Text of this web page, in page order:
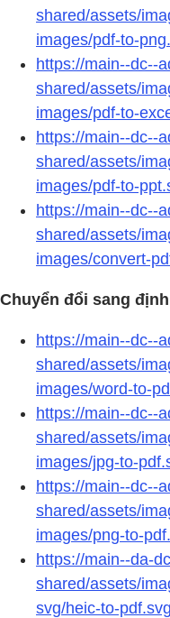
shared/assets/
images/pdf-to-
https://main--dc--
shared/assets/
images/pdf-to-
https://main--dc--
shared/assets/
images/pdf-to-
https://main--dc--
shared/assets/
images/convert-
Chuyển đổi sang
https://main--dc--
shared/assets/
images/word-to-
https://main--dc--
shared/assets/
images/jpg-to-
https://main--dc--
shared/assets/
images/png-to-
https://main--da-
shared/assets/
svg/heic-to-pdf.svg